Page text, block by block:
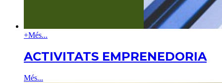
+Més...
ACTIVITATS EMPRENEDORIA
Més...